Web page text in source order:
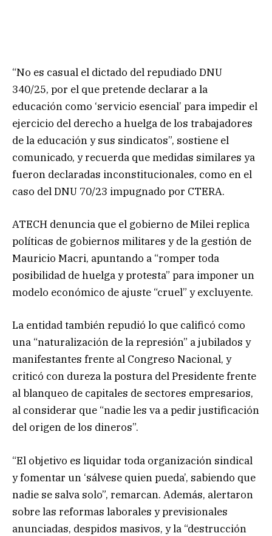
“No es casual el dictado del repudiado DNU
340/25, por el que pretende declarar a la
educación como ‘servicio esencial’ para impedir el
ejercicio del derecho a huelga de los trabajadores
de la educación y sus sindicatos”, sostiene el
comunicado, y recuerda que medidas similares ya
fueron declaradas inconstitucionales, como en el
caso del DNU 70/23 impugnado por CTERA.
ATECH denuncia que el gobierno de Milei replica
políticas de gobiernos militares y de la gestión de
Mauricio Macri, apuntando a “romper toda
posibilidad de huelga y protesta” para imponer un
modelo económico de ajuste “cruel” y excluyente.
La entidad también repudió lo que calificó como
una “naturalización de la represión” a jubilados y
manifestantes frente al Congreso Nacional, y
criticó con dureza la postura del Presidente frente
al blanqueo de capitales de sectores empresarios,
al considerar que “nadie les va a pedir justificación
del origen de los dineros”.
“El objetivo es liquidar toda organización sindical
y fomentar un ‘sálvese quien pueda’, sabiendo que
nadie se salva solo”, remarcan. Además, alertaron
sobre las reformas laborales y previsionales
anunciadas, despidos masivos, y la “destrucción